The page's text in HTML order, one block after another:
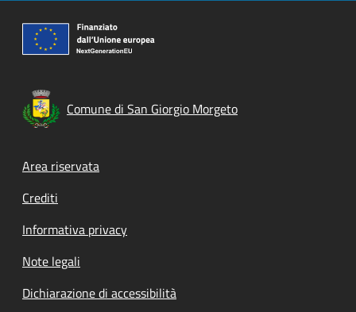
Comune di San Giorgio Morgeto
Footer menu
Area riservata
Crediti
Informativa privacy
Note legali
Dichiarazione di accessibilità